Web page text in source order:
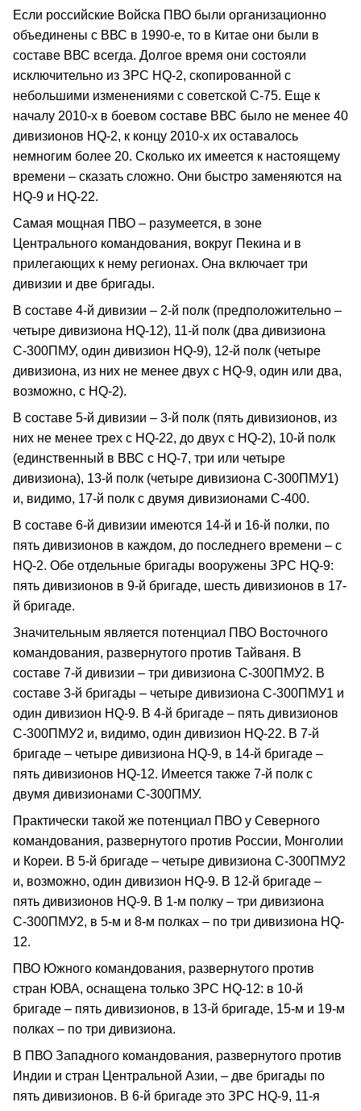
Если российские Войска ПВО были организационно
объединены с ВВС в 1990-е, то в Китае они были в
составе ВВС всегда. Долгое время они состояли
исключительно из ЗРС HQ-2, скопированной с
небольшими изменениями с советской С-75. Еще к
началу 2010-х в боевом составе ВВС было не менее 40
дивизионов HQ-2, к концу 2010-х их оставалось
немногим более 20. Сколько их имеется к настоящему
времени – сказать сложно. Они быстро заменяются на
HQ-9 и HQ-22.
Самая мощная ПВО – разумеется, в зоне
Центрального командования, вокруг Пекина и в
прилегающих к нему регионах. Она включает три
дивизии и две бригады.
В составе 4-й дивизии – 2-й полк (предположительно –
четыре дивизиона HQ-12), 11-й полк (два дивизиона
С-300ПМУ, один дивизион HQ-9), 12-й полк (четыре
дивизиона, из них не менее двух с HQ-9, один или два,
возможно, с HQ-2).
В составе 5-й дивизии – 3-й полк (пять дивизионов, из
них не менее трех с HQ-22, до двух с HQ-2), 10-й полк
(единственный в ВВС с HQ-7, три или четыре
дивизиона), 13-й полк (четыре дивизиона С-300ПМУ1)
и, видимо, 17-й полк с двумя дивизионами С-400.
В составе 6-й дивизии имеются 14-й и 16-й полки, по
пять дивизионов в каждом, до последнего времени – с
HQ-2. Обе отдельные бригады вооружены ЗРС HQ-9:
пять дивизионов в 9-й бригаде, шесть дивизионов в 17-
й бригаде.
Значительным является потенциал ПВО Восточного
командования, развернутого против Тайваня. В
составе 7-й дивизии – три дивизиона С-300ПМУ2. В
составе 3-й бригады – четыре дивизиона С-300ПМУ1 и
один дивизион HQ-9. В 4-й бригаде – пять дивизионов
С-300ПМУ2 и, видимо, один дивизион HQ-22. В 7-й
бригаде – четыре дивизиона HQ-9, в 14-й бригаде –
пять дивизионов HQ-12. Имеется также 7-й полк с
двумя дивизионами С-300ПМУ.
Практически такой же потенциал ПВО у Северного
командования, развернутого против России, Монголии
и Кореи. В 5-й бригаде – четыре дивизиона С-300ПМУ2
и, возможно, один дивизион HQ-9. В 12-й бригаде –
пять дивизионов HQ-9. В 1-м полку – три дивизиона
С-300ПМУ2, в 5-м и 8-м полках – по три дивизиона HQ-
12.
ПВО Южного командования, развернутого против
стран ЮВА, оснащена только ЗРС HQ-12: в 10-й
бригаде – пять дивизионов, в 13-й бригаде, 15-м и 19-м
полках – по три дивизиона.
В ПВО Западного командования, развернутого против
Индии и стран Центральной Азии, – две бригады по
пять дивизионов. В 6-й бригаде это ЗРС HQ-9, 11-я